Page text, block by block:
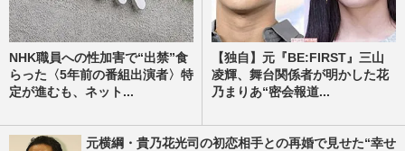
NHK職員への性加害で“出禁”食
らった〈5年前の番組出演者〉特
定が進むも、ネット...
【独自】元『BE:FIRST』三山
凌輝、舞台関係者が明かした花
乃まりあ“密会報道...
元横綱・貴乃花光司の初恋相手との再婚で見せた“幸せ